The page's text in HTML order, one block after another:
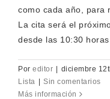
como cada año, para
La cita será el
desde las 10:30
Por editor diciembre
Lista
Sin comentarios
Más información